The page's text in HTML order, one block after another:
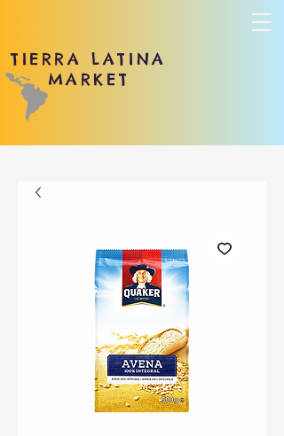
TIERRA LATINA
MARKET